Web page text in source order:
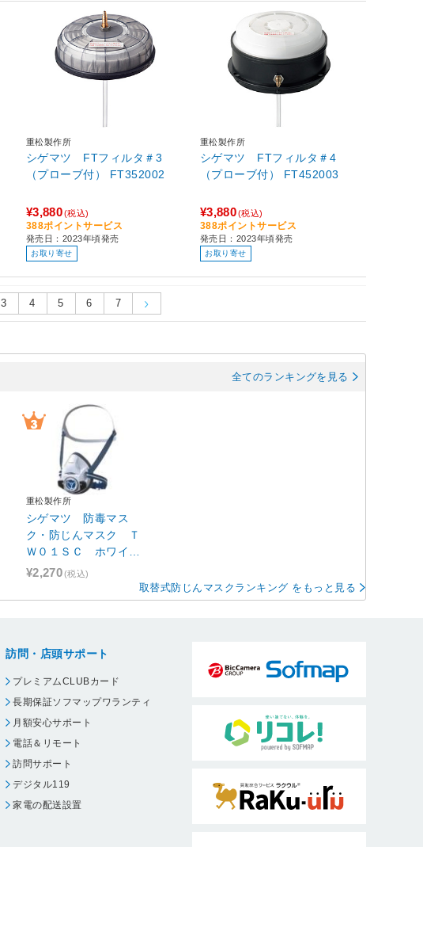
重松製作所
シゲマツ FTフィルタ＃3
（プローブ付） FT352002
¥3,880(税込)
388ポイントサービス
発売日：2023年頃発売
お取り寄せ
重松製作所
シゲマツ FTフィルタ＃4
（プローブ付） FT452003
¥3,880(税込)
388ポイントサービス
発売日：2023年頃発売
お取り寄せ
3 4 5 6 7
全てのランキングを見る
重松製作所
シゲマツ 防毒マス
ク・防じんマスク Ｔ
Ｗ０１ＳＣ ホワイ
ト Ｍ【本体のみ】
¥2,270(税込)
取替式防じんマスクランキング をもっと見る
訪問・店頭サポート
プレミアムCLUBカード
長期保証ソフマップワランティ
月額安心サポート
電話＆リモート
訪問サポート
デジタル119
家電の配送設置